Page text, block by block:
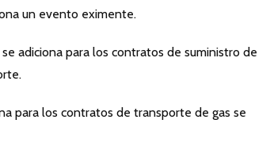
un evento eximente.
adiciona para los contratos de suministro de
para los contratos de transporte de gas se